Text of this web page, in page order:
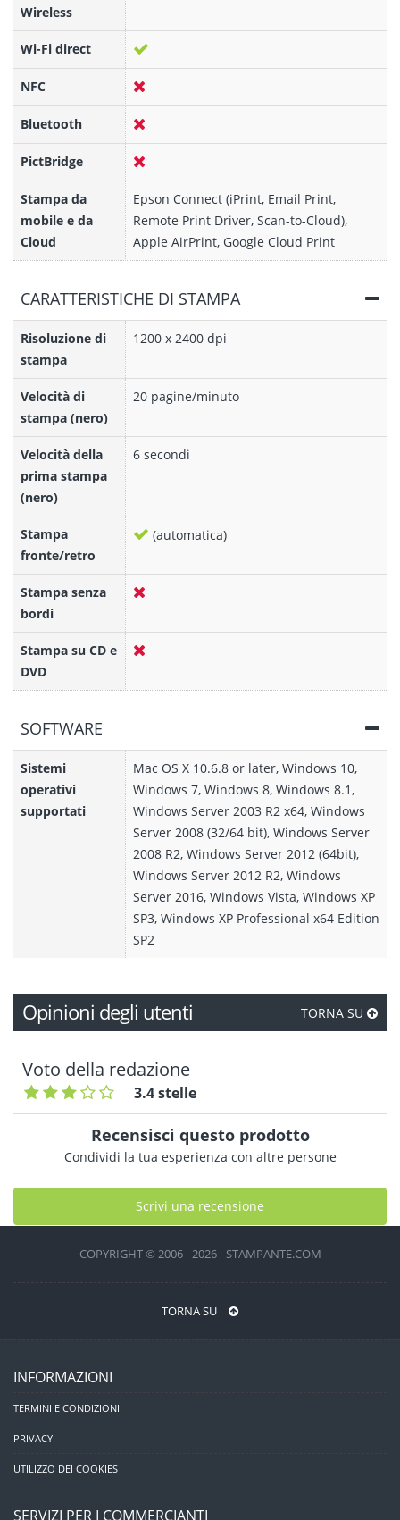
Wireless
Wi-Fi direct
NFC
Bluetooth
PictBridge
Stampa da
mobile e da
Cloud
Epson Connect (iPrint, Email Print,
Remote Print Driver, Scan-to-Cloud),
Apple AirPrint, Google Cloud Print
CARATTERISTICHE DI STAMPA
Risoluzione di
stampa
1200 x 2400 dpi
Velocità di
stampa (nero)
20 pagine/minuto
Velocità della
prima stampa
(nero)
6 secondi
Stampa
fronte/retro
(automatica)
Stampa senza
bordi
Stampa su CD e
DVD
SOFTWARE
Sistemi
operativi
supportati
Mac OS X 10.6.8 or later, Windows 10,
Windows 7, Windows 8, Windows 8.1,
Windows Server 2003 R2 x64, Windows
Server 2008 (32/64 bit), Windows Server
2008 R2, Windows Server 2012 (64bit),
Windows Server 2012 R2, Windows
Server 2016, Windows Vista, Windows XP
SP3, Windows XP Professional x64 Edition
SP2
Opinioni degli utenti TORNA SU
Voto della redazione
3.4 stelle
Recensisci questo prodotto
Condividi la tua esperienza con altre persone
Scrivi una recensione
COPYRIGHT © 2006 - 2026 - STAMPANTE.COM
TORNA SU
INFORMAZIONI
TERMINI E CONDIZIONI
PRIVACY
UTILIZZO DEI COOKIES
SERVIZI PER I COMMERCIANTI